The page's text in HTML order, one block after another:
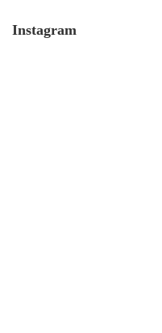
Instagram